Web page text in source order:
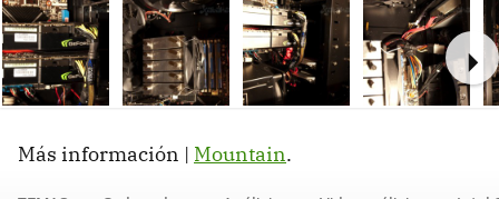
Más información | Mountain.